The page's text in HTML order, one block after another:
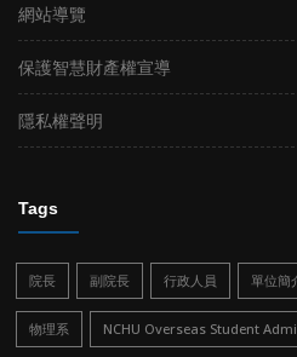
網站導覽
保護智慧財產權宣導
隱私權聲明
Tags
院長 副院長 行政人員 單位簡
物理系 NCHU Overseas Student